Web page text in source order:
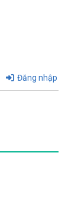
Đăng nhập